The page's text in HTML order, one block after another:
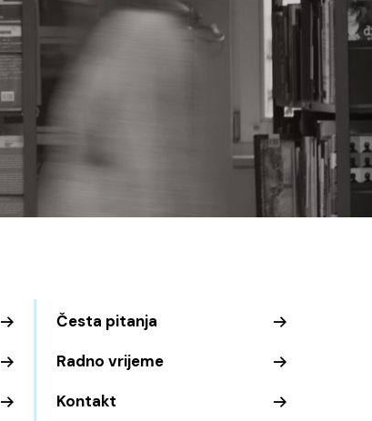
Česta pitanja
Radno vrijeme
Kontakt